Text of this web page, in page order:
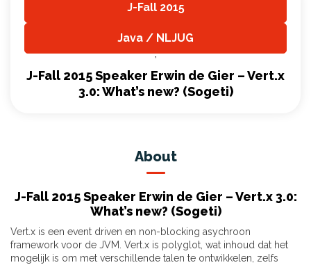
J-Fall 2015
Java / NLJUG
,
J-Fall 2015 Speaker Erwin de Gier – Vert.x
3.0: What’s new? (Sogeti)
About
J-Fall 2015 Speaker Erwin de Gier – Vert.x 3.0:
What’s new? (Sogeti)
Vert.x is een event driven en non-blocking asychroon
framework voor de JVM. Vert.x is polyglot, wat inhoud dat het
mogelijk is om met verschillende talen te ontwikkelen, zelfs